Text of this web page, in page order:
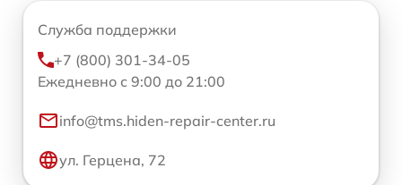
Служба поддержки
+7 (800) 301-34-05
Ежедневно с 9:00 до 21:00
info@tms.hiden-repair-center.ru
ул. Герцена, 72